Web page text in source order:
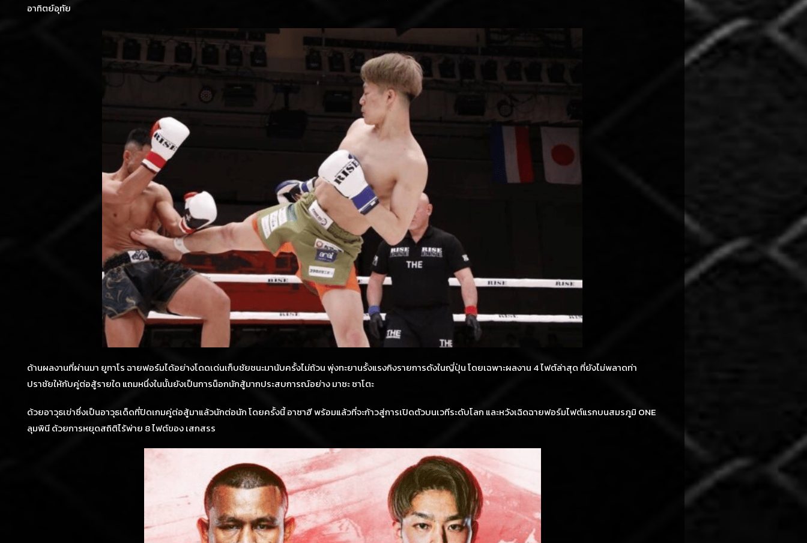
อาทิตย์อุทัย
ด้านผลงานที่ผ่านมา ยูทาโร ฉายฟอร์มได้อย่างโดดเด่นเก็บชัยชนะมานับครั้งไม่ถ้วน พุ่งทะยานรั้งแรงกิงรายการดังในญี่ปุ่น โดยเฉพาะผลงาน 4 ไฟต์ล่าสุด ที่ยังไม่พลาดท่า
ปราชัยให้กับคู่ต่อสู้รายใด แถมหนึ่งในนั้นยังเป็นการน็อกนักสู้มากประสบการณ์อย่าง มาซะ ซาโตะ
ด้วยอาวุธเข่าซึ่งเป็นอาวุธเด็ดที่ปิดเกมคู่ต่อสู้มาแล้วนักต่อนัก โดยครั้งนี้ อาซาฮี พร้อมแล้วที่จะก้าวสู่การเปิดตัวบนเวทีระดับโลก และหวังเฉิดฉายฟอร์มไฟต์แรกบนสมรภูมิ ONE
ลุมพินี ด้วยการหยุดสถิติไร้พ่าย 8 ไฟต์ของ เสกสรร